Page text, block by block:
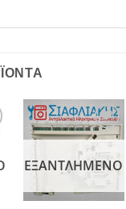
Add to
wishlist
ΕΞΑΝΤΛΗΜΈΝΟ